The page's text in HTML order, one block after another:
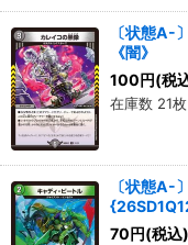
〔状態A-
《闇》
100 円(税
在庫数 21枚
〔状態A-
70 円(税込)